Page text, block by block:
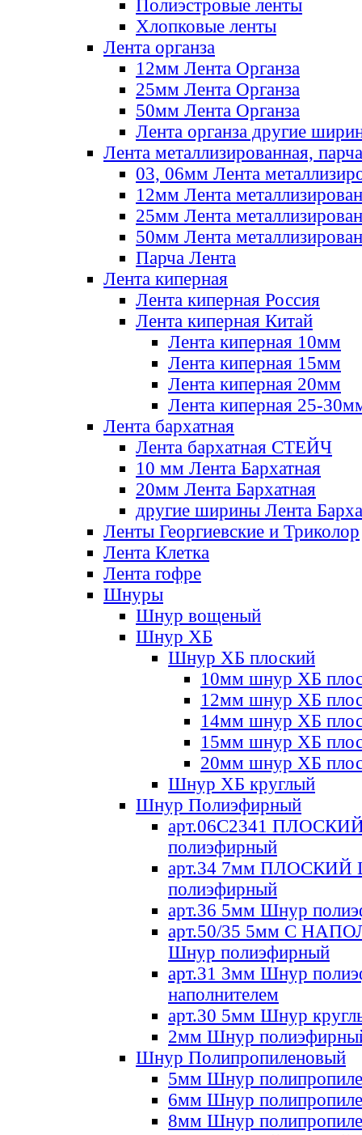
Полиэстровые ленты
Хлопковые ленты
Лента органза
12мм Лента Органза
25мм Лента Органза
50мм Лента Органза
Лента органза другие
Лента металлизированная, парча
03, 06мм Лента
12мм Лента
25мм Лента
50мм Лента
Парча Лента
Лента киперная
Лента киперная Россия
Лента киперная Китай
Лента киперная 10мм
Лента киперная 15мм
Лента киперная 20мм
Лента киперная 25-
Лента бархатная
Лента бархатная СТЕЙЧ
10 мм Лента Бархатная
20мм Лента Бархатная
другие ширины Лента
Ленты Георгиевские и Триколор
Лента Клетка
Лента гофре
Шнуры
Шнур вощеный
Шнур ХБ
Шнур ХБ плоский
10мм шнур ХБ
12мм шнур ХБ
14мм шнур ХБ
15мм шнур ХБ
20мм шнур ХБ
Шнур ХБ круглый
Шнур Полиэфирный
арт.06С2341
полиэфирный
арт.34 7мм ПЛОСКИЙ
полиэфирный
арт.36 5мм Шнур
арт.50/35 5мм С
Шнур полиэфирный
арт.31 3мм Шнур
наполнителем
арт.30 5мм Шнур
2мм Шнур
Шнур Полипропиленовый
5мм Шнур
6мм Шнур
8мм Шнур